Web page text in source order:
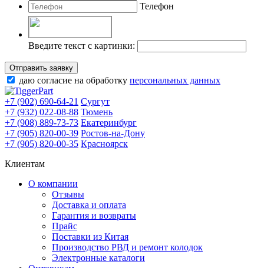
Телефон
Введите текст с картинки:
Отправить заявку
даю согласие на обработку персональных данных
+7 (902) 690-64-21 Сургут
+7 (932) 022-08-88 Тюмень
+7 (908) 889-73-73 Екатеринбург
+7 (905) 820-00-39 Ростов-на-Дону
+7 (905) 820-00-35 Красноярск
Клиентам
О компании
Отзывы
Доставка и оплата
Гарантия и возвраты
Прайс
Поставки из Китая
Производство РВД и ремонт колодок
Электронные каталоги